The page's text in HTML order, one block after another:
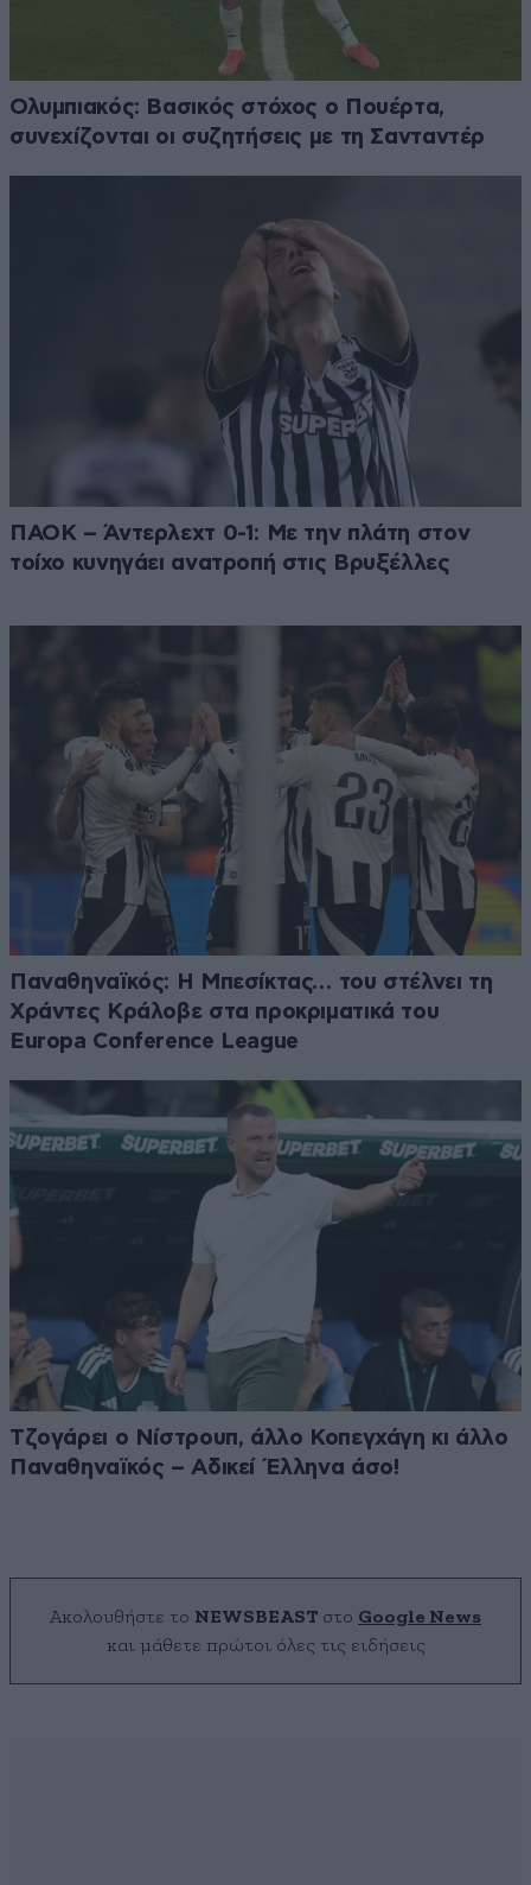
Ολυμπιακός: Βασικός στόχος ο Πουέρτα,
συνεχίζονται οι συζητήσεις με τη Σανταντέρ
ΠΑΟΚ – Άντερλεχτ 0-1: Με την πλάτη στον
τοίχο κυνηγάει ανατροπή στις Βρυξέλλες
Παναθηναϊκός: Η Μπεσίκτας… του στέλνει τη
Χράντες Κράλοβε στα προκριματικά του
Europa Conference League
Τζογάρει ο Νίστρουπ, άλλο Κοπεγχάγη κι άλλο
Παναθηναϊκός – Αδικεί Έλληνα άσο!
Ακολουθήστε το NEWSBEAST στο Google News
και μάθετε πρώτοι όλες τις ειδήσεις